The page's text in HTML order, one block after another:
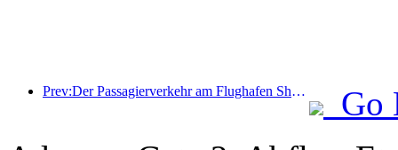
Prev:Der Passagierverkehr am Flughafen Shenzhen hat in diesem Jahr die Marke von 3 Millionen überschritten und damit einen neuen Rekord für den gleichen Zeitraum aufgestellt.
Go